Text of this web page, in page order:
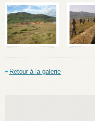
Retour à la galerie